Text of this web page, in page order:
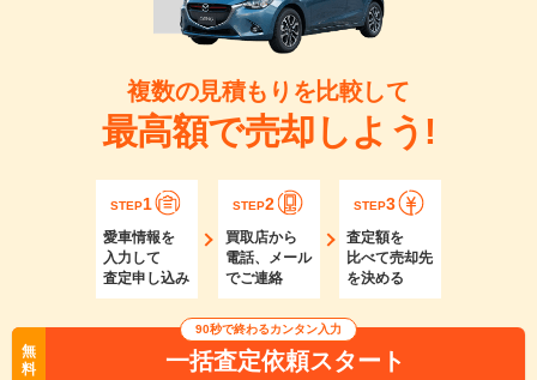
複数の見積もりを比較して
最高額で売却しよう!
STEP1
愛車情報を
入力して
査定申し込み
STEP2
買取店から
電話、メール
でご連絡
STEP3
査定額を
比べて売却先
を決める
無
料
90秒で終わるカンタン入力
一括査定依頼スタート